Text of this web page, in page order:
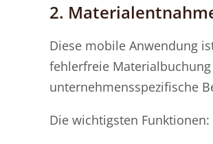
2.
Diese mobile Anwendung
fehlerfreie
unternehmensspezifische
Die wichtigsten Funktionen: